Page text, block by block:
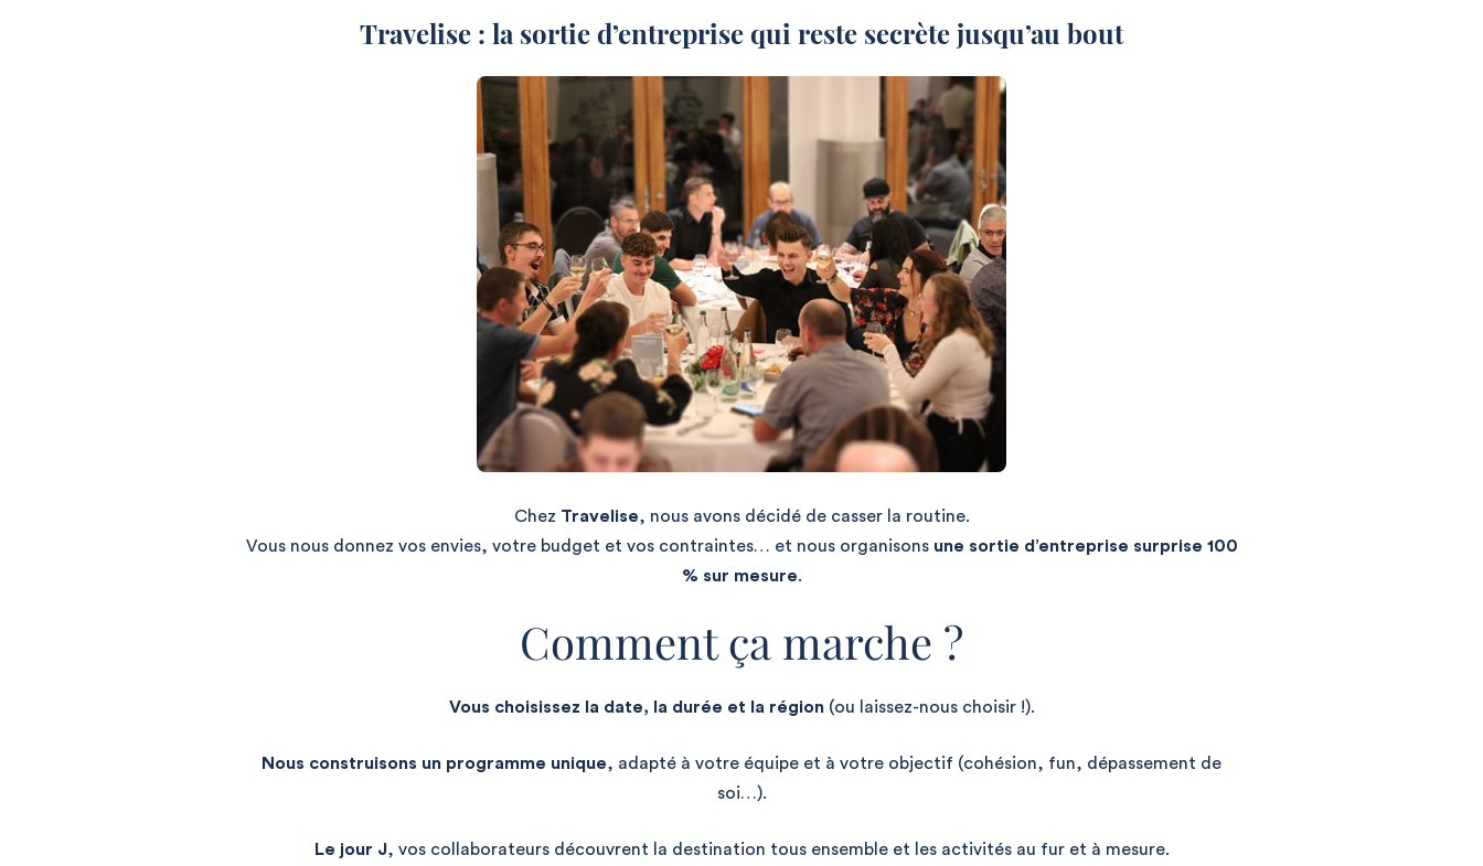
Travelise : la sortie d’entreprise qui reste secrète jusqu’au bout
Chez Travelise, nous avons décidé de casser la routine.
Vous nous donnez vos envies, votre budget et vos contraintes… et nous organisons une sortie d’entreprise surprise 100
% sur mesure.
Comment ça marche ?
Vous choisissez la date, la durée et la région(ou laissez-nous choisir !).
Nous construisons un programme unique, adapté à votre équipe et à votre objectif (cohésion, fun, dépassement de
soi…).
Le jour J, vos collaborateurs découvrent la destination tous ensemble et les activités au fur et à mesure.